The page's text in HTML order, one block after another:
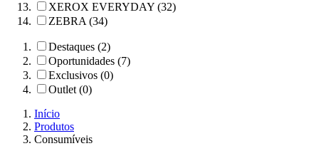
XEROX EVERYDAY (32)
ZEBRA (34)
Destaques (2)
Oportunidades (7)
Exclusivos (0)
Outlet (0)
Início
Produtos
Consumíveis